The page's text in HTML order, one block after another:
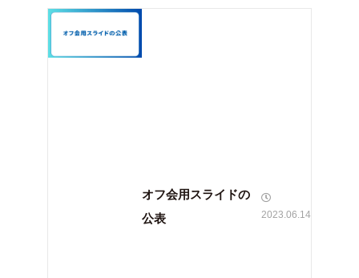
オフ会用スライドの
公表
2023.06.14